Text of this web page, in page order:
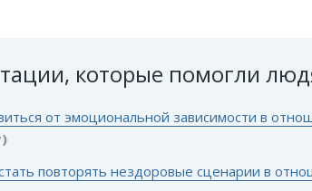
которые помогли
от эмоциональной зависимости в
повторять нездоровые сценарии в